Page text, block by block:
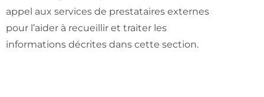
appel aux services de prestataires externes
pour l’aider à recueillir et traiter les
informations décrites dans cette section.